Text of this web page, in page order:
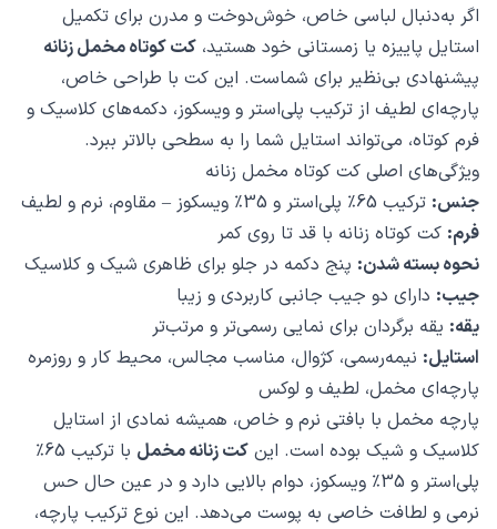
اگر به‌دنبال لباسی خاص، خوش‌دوخت و مدرن برای تکمیل
استایل پاییزه یا زمستانی خود هستید، کت کوتاه مخمل زنانه
پیشنهادی بی‌نظیر برای شماست. این کت با طراحی خاص،
پارچه‌ای لطیف از ترکیب پلی‌استر و ویسکوز، دکمه‌های کلاسیک و
فرم کوتاه، می‌تواند استایل شما را به سطحی بالاتر ببرد.
ویژگی‌های اصلی کت کوتاه مخمل زنانه
جنس: ترکیب 65٪ پلی‌استر و 35٪ ویسکوز – مقاوم، نرم و لطیف
فرم: کت کوتاه زنانه با قد تا روی کمر
نحوه بسته شدن: پنج دکمه در جلو برای ظاهری شیک و کلاسیک
جیب: دارای دو جیب جانبی کاربردی و زیبا
یقه: یقه برگردان برای نمایی رسمی‌تر و مرتب‌تر
استایل: نیمه‌رسمی، کژوال، مناسب مجالس، محیط کار و روزمره
پارچه‌ای مخمل، لطیف و لوکس
پارچه مخمل با بافتی نرم و خاص، همیشه نمادی از استایل
کلاسیک و شیک بوده است. این کت زنانه مخمل
با ترکیب 65٪
پلی‌استر و 35٪ ویسکوز، دوام بالایی دارد و در عین حال حس
نرمی و لطافت خاصی به پوست می‌دهد. این نوع ترکیب پارچه،